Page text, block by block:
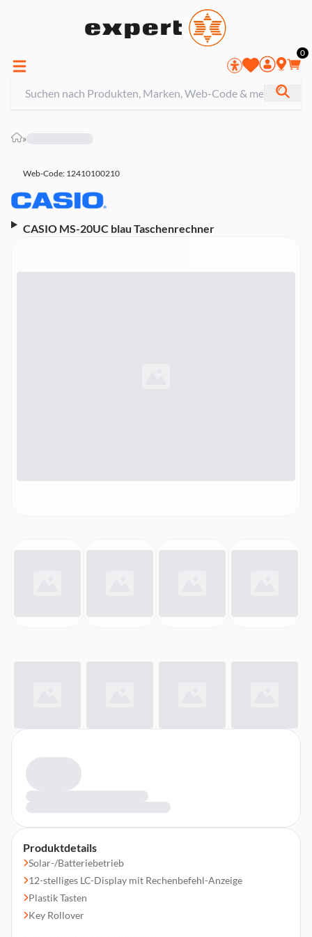
0
»
Web-Code: 12410100210
CASIO MS-20UC blau Taschenrechner
Produktdetails
Solar-/Batteriebetrieb
12-stelliges LC-Display mit Rechenbefehl-Anzeige
Plastik Tasten
Key Rollover